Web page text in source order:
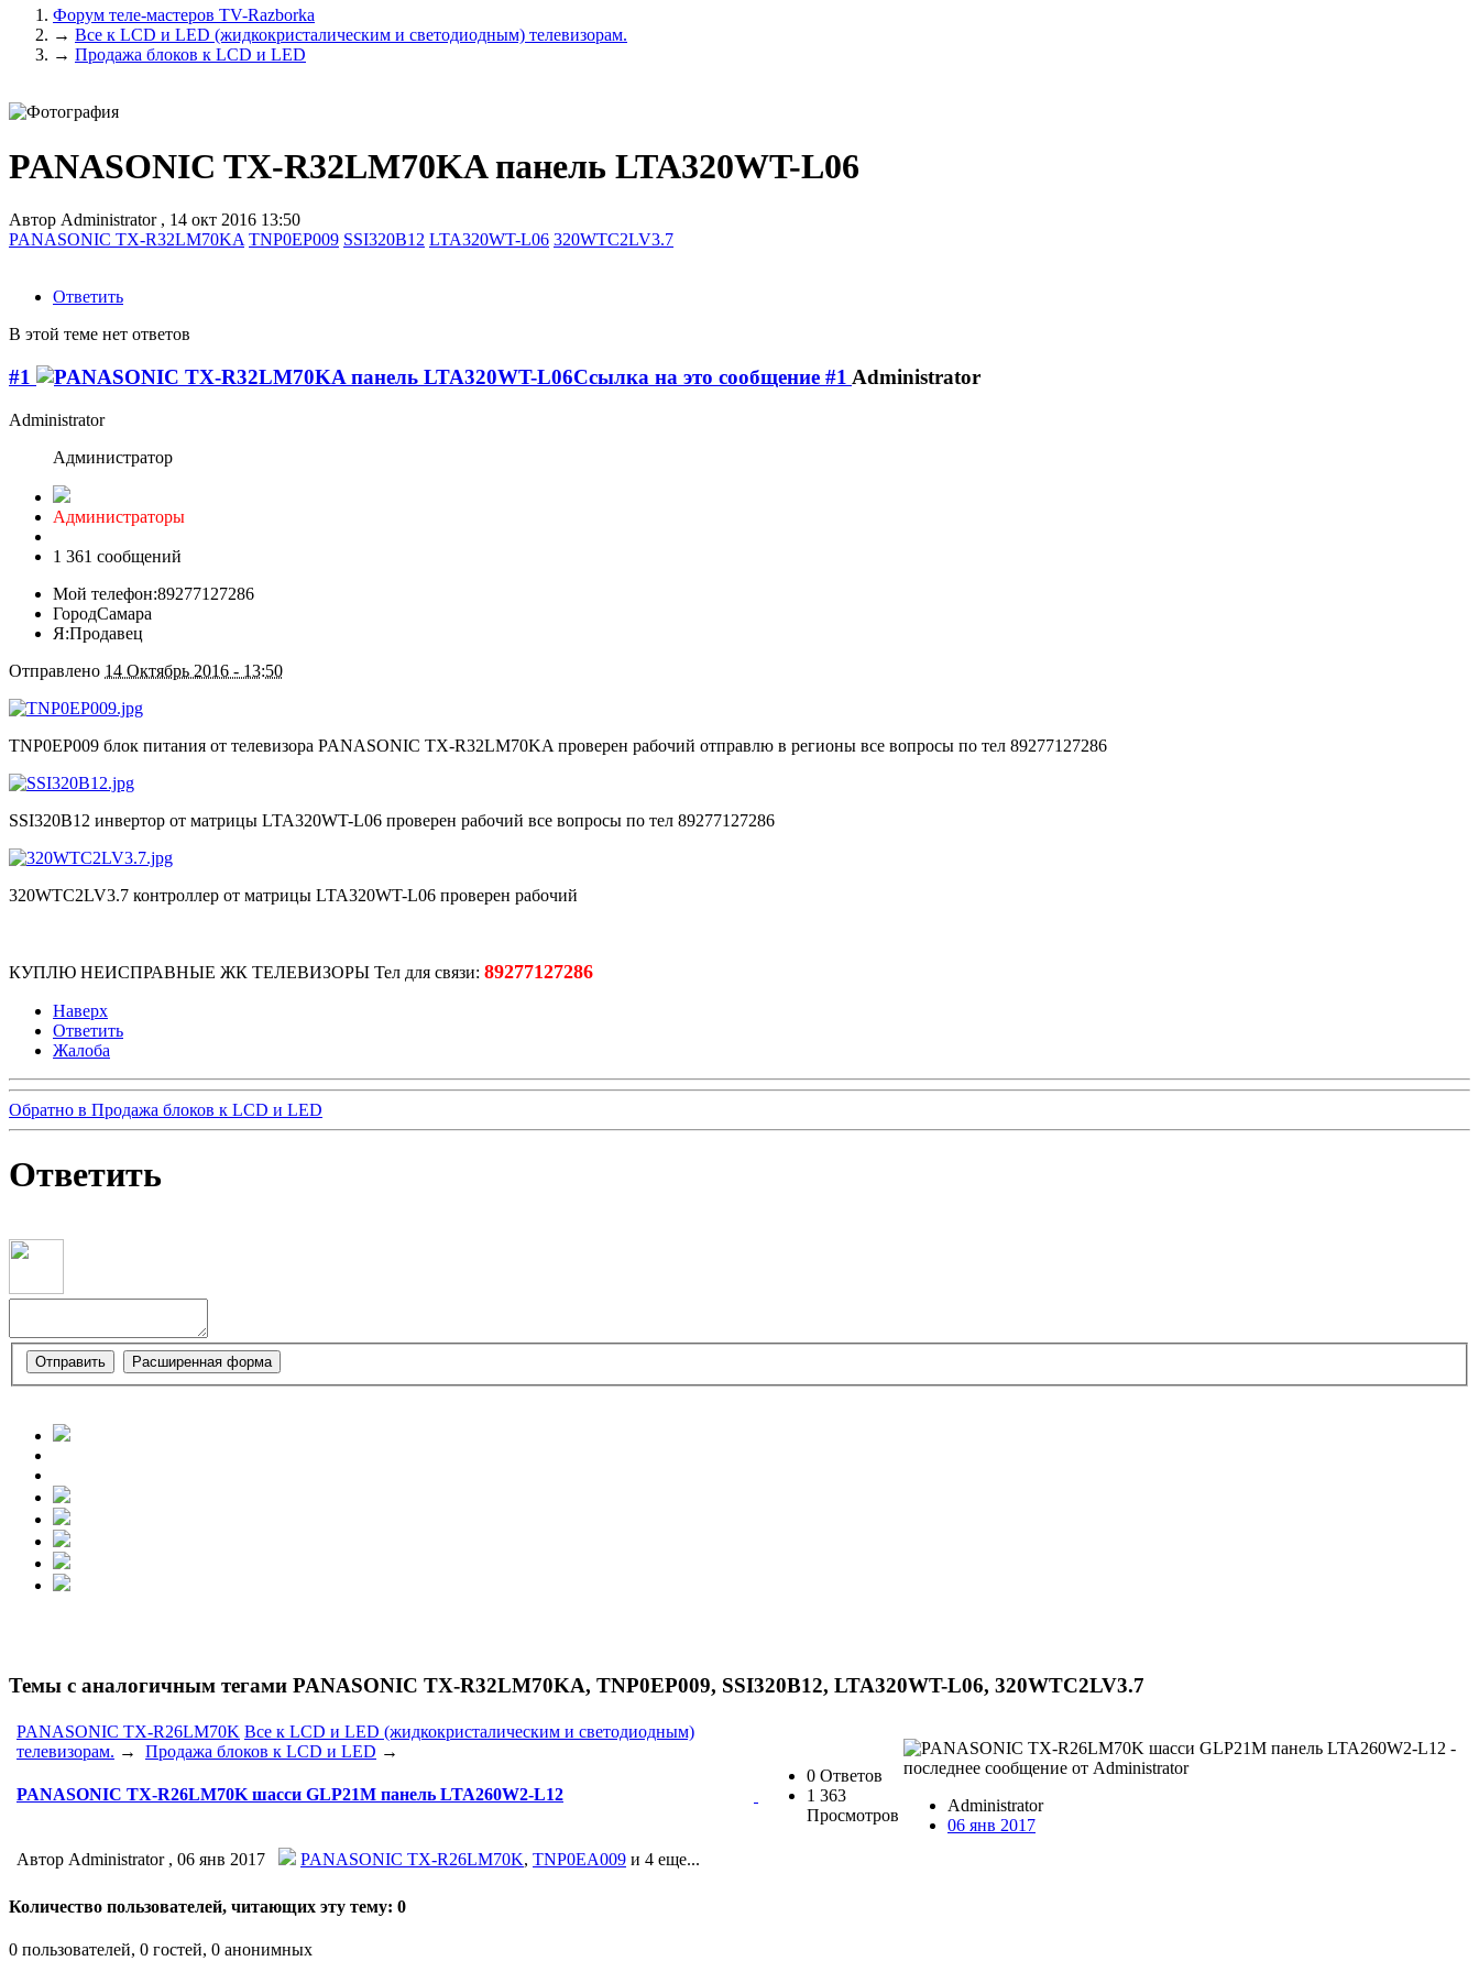
Форум теле-мастеров TV-Razborka
→ Все к LCD и LED (жидкокристалическим и светодиодным) телевизорам.
→ Продажа блоков к LCD и LED
PANASONIC TX-R32LM70KA панель LTA320WT-L06
Автор Administrator , 14 окт 2016 13:50
PANASONIC TX-R32LM70KA TNP0EP009 SSI320B12 LTA320WT-L06 320WTC2LV3.7
Ответить
В этой теме нет ответов
#1 Administrator
Administrator
Администратор
Администраторы
1 361 сообщений
Мой телефон:89277127286
ГородСамара
Я:Продавец
Отправлено 14 Октябрь 2016 - 13:50
TNP0EP009 блок питания от телевизора PANASONIC TX-R32LM70KA проверен рабочий отправлю в регионы все вопросы по тел 89277127286
SSI320B12 инвертор от матрицы LTA320WT-L06 проверен рабочий все вопросы по тел 89277127286
320WTC2LV3.7 контроллер от матрицы LTA320WT-L06 проверен рабочий
КУПЛЮ НЕИСПРАВНЫЕ ЖК ТЕЛЕВИЗОРЫ Тел для связи: 89277127286
Наверх
Ответить
Жалоба
Обратно в Продажа блоков к LCD и LED
Ответить
Темы с аналогичным тегами PANASONIC TX-R32LM70KA, TNP0EP009, SSI320B12, LTA320WT-L06, 320WTC2LV3.7
PANASONIC TX-R26LM70K Все к LCD и LED (жидкокристалическим и светодиодным)
телевизорам. → Продажа блоков к LCD и LED →
PANASONIC TX-R26LM70K шасси GLP21M панель LTA260W2-L12
Автор Administrator , 06 янв 2017 PANASONIC TX-R26LM70K, TNP0EA009 и 4 еще...
0 Ответов
1 363
Просмотров
Administrator
06 янв 2017
Количество пользователей, читающих эту тему: 0
0 пользователей, 0 гостей, 0 анонимных